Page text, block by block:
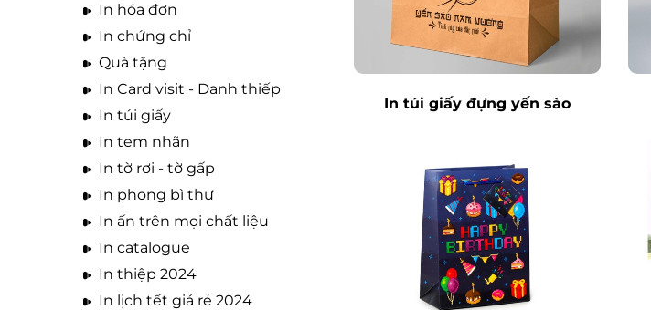
In hóa đơn
In chứng chỉ
Quà tặng
In Card visit - Danh thiếp
In túi giấy
In tem nhãn
In tờ rơi - tờ gấp
In phong bì thư
In ấn trên mọi chất liệu
In catalogue
In thiệp 2024
In lịch tết giá rẻ 2024
In túi giấy đựng yến sào